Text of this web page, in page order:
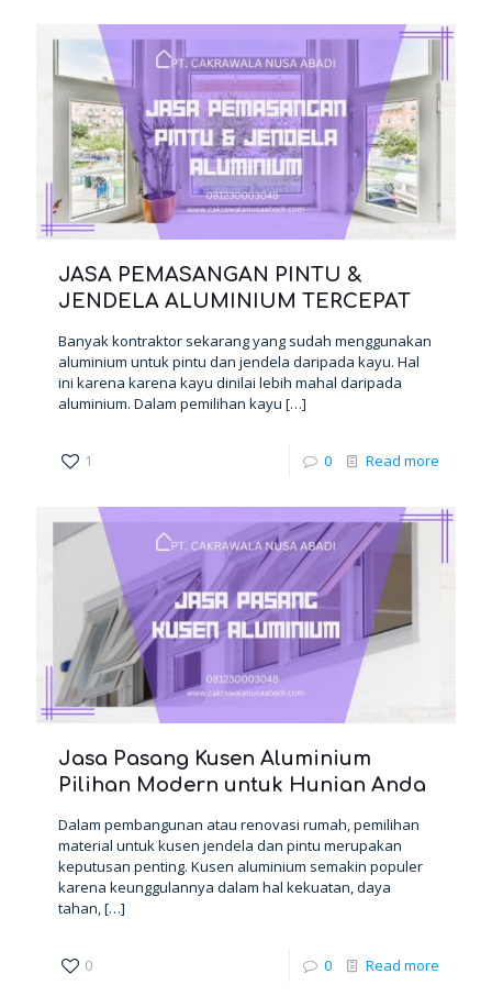
JASA PEMASANGAN PINTU &
JENDELA ALUMINIUM TERCEPAT
Banyak kontraktor sekarang yang sudah menggunakan
aluminium untuk pintu dan jendela daripada kayu. Hal
ini karena karena kayu dinilai lebih mahal daripada
aluminium. Dalam pemilihan kayu […]
1 0 Read more
Jasa Pasang Kusen Aluminium
Pilihan Modern untuk Hunian Anda
Dalam pembangunan atau renovasi rumah, pemilihan
material untuk kusen jendela dan pintu merupakan
keputusan penting. Kusen aluminium semakin populer
karena keunggulannya dalam hal kekuatan, daya
tahan,[…]
0 0 Read more